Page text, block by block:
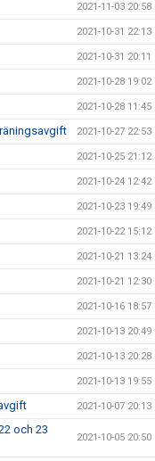
2021-11-03 20:58
2021-10-31 22:13
2021-10-31 20:11
2021-10-28 19:02
2021-10-28 11:45
2021-10-27 22:53
2021-10-25 21:12
2021-10-24 12:42
2021-10-23 19:49
2021-10-22 15:12
2021-10-21 13:24
2021-10-21 12:30
2021-10-16 18:57
2021-10-13 20:49
2021-10-13 20:28
2021-10-13 19:55
2021-10-07 20:13
och 23
2021-10-05 20:50